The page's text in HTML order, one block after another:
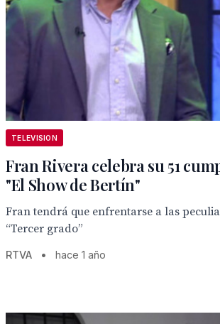
TELEVISION
Fran Rivera celebra su 51
"El Show de Bertín"
Fran tendrá que enfrentarse a las
“Tercer grado”
RTVA • hace 1 año